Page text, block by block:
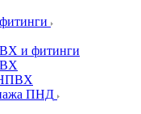
и фитинги
ПНД